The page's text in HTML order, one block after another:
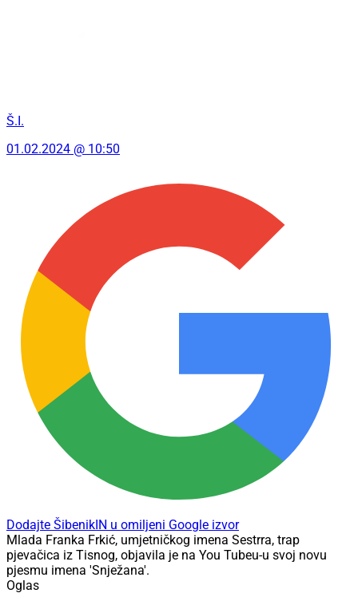
Š.I.
01.02.2024 @ 10:50
Dodajte ŠibenikIN u omiljeni Google izvor
Mlada Franka Frkić, umjetničkog imena Sestrra, trap
pjevačica iz Tisnog, objavila je na You Tubeu-u svoj novu
pjesmu imena 'Snježana'.
Oglas